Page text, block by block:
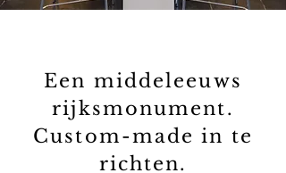
Een middeleeuws
rijksmonument.
Custom-made in te
richten.